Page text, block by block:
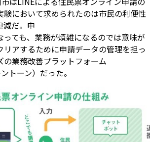
験において求められたのは市民の利便性
減だ。申
っても、業務が煩雑になるのでは意味が
リアするために申請データの管理を担っ
の業務改善プラットフォーム
トーン）だった。